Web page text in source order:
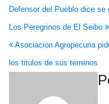
Navegación
de
entradas
Defensor del Pueblo dice
Los Peregrinos de El Seibo
Asociacion Agropecuria
los titulos de sus terrenos